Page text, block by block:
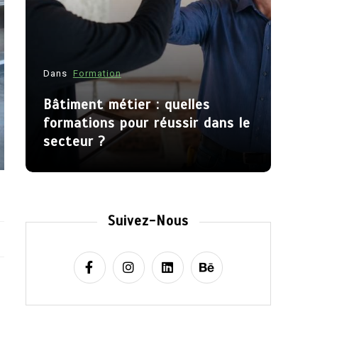
Dans Formation
Bâtiment métier : quelles
formations pour réussir dans le
secteur ?
Suivez-Nous